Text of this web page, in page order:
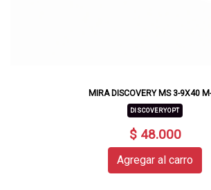
MIRA DISCOVERY MS 3-9X40
DISCOVERYOPT
$ 48.000
Agregar al carro